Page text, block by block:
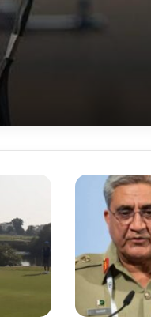
کے علاقے دکی میں
زخمی پولیس اہلکار
جی
اے
پریذیڈنٹ
شازلی